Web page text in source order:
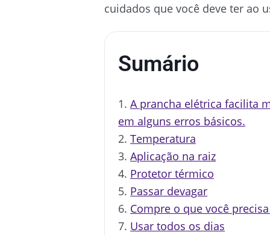
cuidados que você deve ter ao
Sumário
A prancha elétrica facilita
em alguns erros básicos.
Temperatura
Aplicação na raiz
Protetor térmico
Passar devagar
Compre o que você
Usar todos os dias